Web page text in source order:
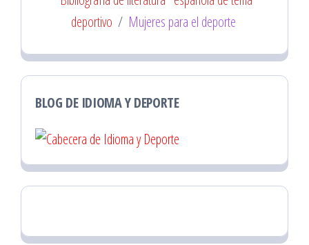
deportivo / Mujeres para el deporte
BLOG DE IDIOMA Y DEPORTE